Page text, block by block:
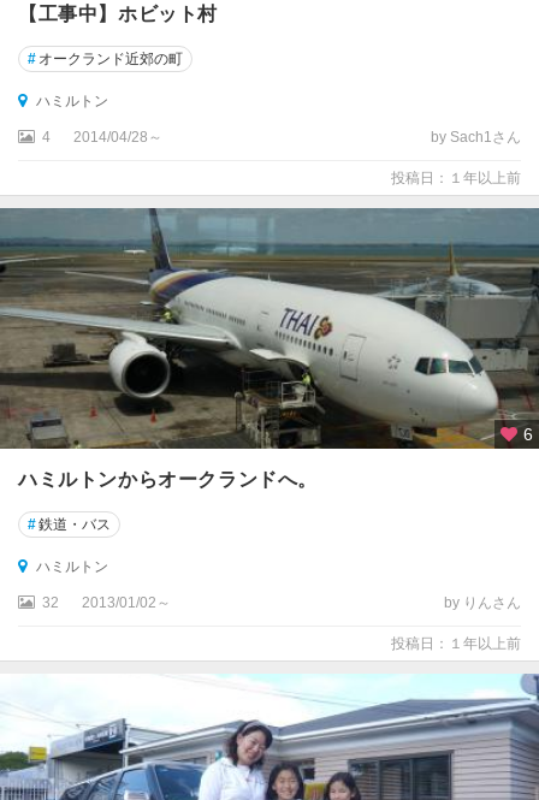
ィ
カ
マ
ン
・
マ
ン
ヌ
イ
メ
ン
ラ
ッ
ト
モ
【工事中】ホビット村
# オークランド近郊の町
ハミルトン
4 2014/04/28～ by Sach1さん
投稿日：１年以上前
6
ハミルトンからオークランドへ。
#鉄道・バス
ハミルトン
32 2013/01/02～ by りんさん
投稿日：１年以上前